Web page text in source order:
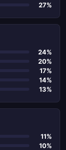
27%
24%
20%
17%
14%
13%
11%
10%